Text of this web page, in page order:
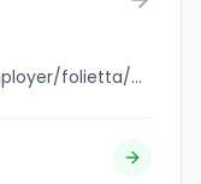
jobbank.gc.ca/browsejobs/employer/folietta/ca